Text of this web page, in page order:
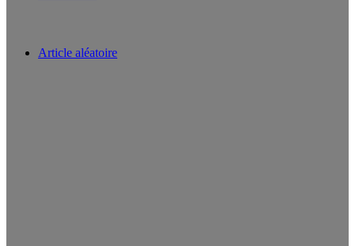
Article aléatoire